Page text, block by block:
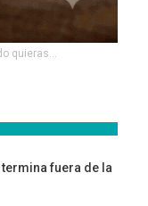
quieras...
fuera de la